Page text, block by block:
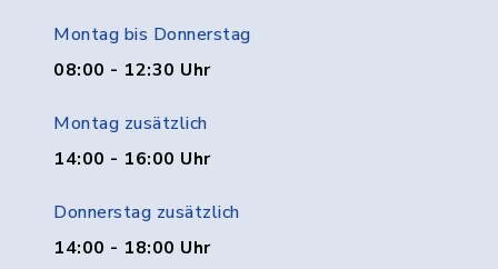
Montag bis Donnerstag
08:00 - 12:30 Uhr
Montag zusätzlich
14:00 - 16:00 Uhr
Donnerstag zusätzlich
14:00 - 18:00 Uhr